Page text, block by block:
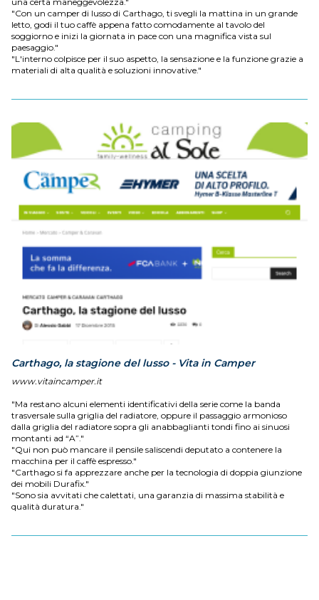
"Con un camper di lusso di Carthago, ti svegli la mattina in un grande
letto, godi il tuo caffè appena fatto comodamente al tavolo del
soggiorno e inizi la giornata in pace con una magnifica vista sul
paesaggio."
"L'interno colpisce per il suo aspetto, la sensazione e la funzione grazie a
materiali di alta qualità e soluzioni innovative."
Carthago, la stagione del lusso - Vita in Camper
www.vitaincamper.it
"Ma restano alcuni elementi identificativi della serie come la banda
trasversale sulla griglia del radiatore, oppure il passaggio armonioso
dalla griglia del radiatore sopra gli anabbaglianti tondi fino ai sinuosi
montanti ad “A”."
"Qui non può mancare il pensile saliscendi deputato a contenere la
macchina per il caffè espresso."
"Carthago si fa apprezzare anche per la tecnologia di doppia giunzione
dei mobili Durafix."
"Sono sia avvitati che calettati, una garanzia di massima stabilità e
qualità duratura."